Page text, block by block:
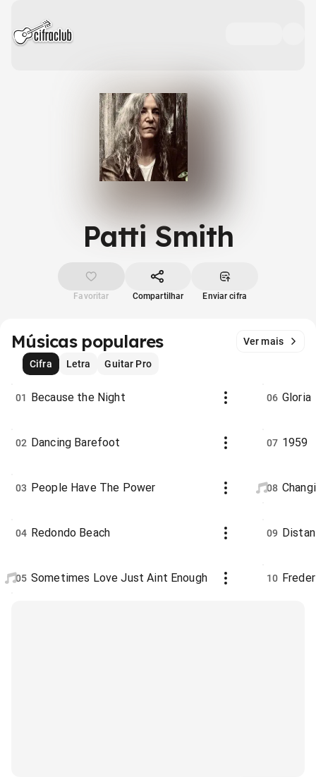
Patti Smith
Favoritar Compartilhar Enviar cifra
Músicas populares
Ver mais
Cifra
Letra Guitar Pro
01 Because the Night
02 Dancing Barefoot
03 People Have The Power
04 Redondo Beach
05 Sometimes Love Just Aint Enough
06 Gloria
07 1959
08
09
10